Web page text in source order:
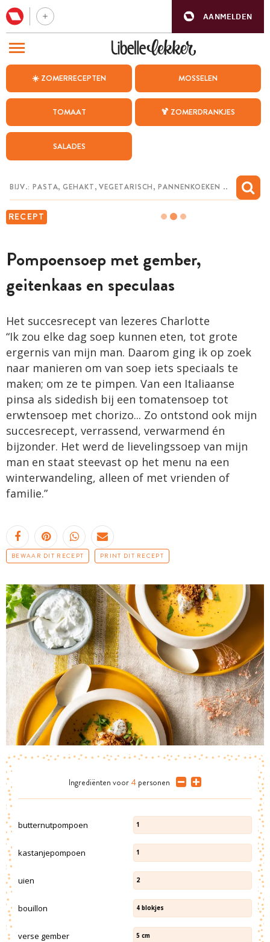
AANMELDEN
☀️ ZOMERRECEPTEN MOSSELEN
TOMAAT 🍹 ZOMERDRANKJES
SALADES
RECEPT
Pompoensoep met gember,
geitenkaas en speculaas
Het succesrecept van lezeres Charlotte
“Ik zou elke dag soep kunnen eten, tot grote
ergernis van mijn man. Daarom ging ik op zoek
naar manieren om van soep iets speciaals te
maken; om ze te pimpen. Van een Italiaanse
pinsa als sidedish bij een tomatensoep tot
erwtensoep met chorizo... Zo ontstond ook mijn
succesrecept, verrassend, verwarmend én
bijzonder. Het werd de lievelingssoep van mijn
man en staat steevast op het menu na een
winterwandeling, alleen of met vrienden of
familie.”
BEWAAR DIT RECEPT PRINT DIT RECEPT
Ingrediënten voor 4 personen
butternutpompoen 1
kastanjepompoen 1
uien 2
bouillon 4 blokjes
verse gember 5 cm
BEZOEK ONZE ANDERE WEBSITES
WEEKMENU
CHAT MET MAIA
MIJN BEWAARDE RECEPTEN